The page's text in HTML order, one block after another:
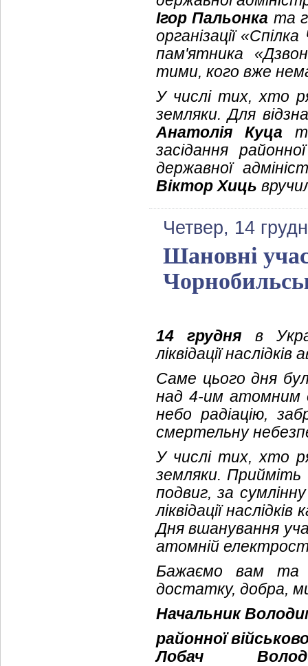
Ігор Пальонка та
організації
пам'ятника
тими, кого вже
У числі тих, хто
земляки. Для
Анатолія Куца
засідання
державної
Віктор Хиць
Четвер, 14
Шановні
14 грудня в
ліквідації
Саме цього дня
над 4-им атомним
небо радіацію,
смертельну
У числі тих, хто
земляки. Прийміть
подвиг, за
ліквідації
Дня вшанування
атомній
Бажаємо вам та
достатку, добра,
Начальник
районної
Лобач